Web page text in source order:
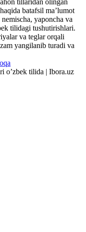
batafsil maʼlumot
yaponcha va
tilidagi tushutirishlari.
va teglar orqali
yangilanib turadi va
oʼzbek tilida | Ibora.uz